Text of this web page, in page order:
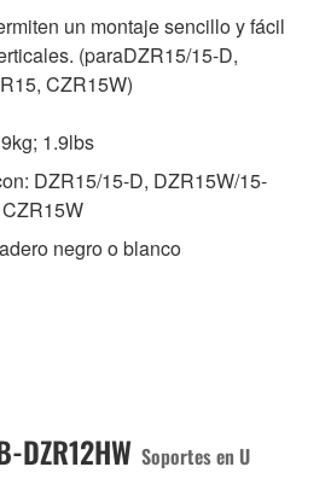
un montaje sencillo y fácil
(paraDZR15/15-D,
CZR15W)
1.9lbs
DZR15/15-D, DZR15W/15-
negro o blanco
DZR12HW Soportes en U